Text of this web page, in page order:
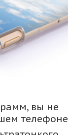
вы не
телефоне